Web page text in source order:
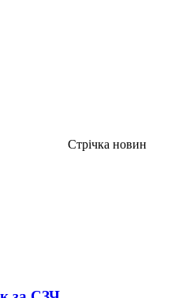
Стрічка новин